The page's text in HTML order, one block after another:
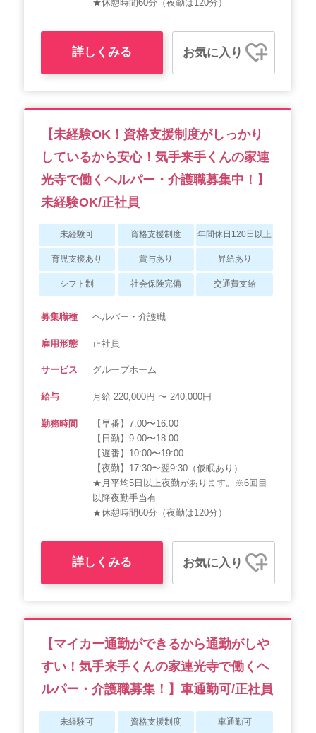
★休憩時間60分（夜勤は120分）
詳しくみる お気に入り
【未経験OK！資格支援制度がしっかり
しているから安心！気手来手くんの家連
光寺で働くヘルパー・介護職募集中！】
未経験OK/正社員
未経験可 資格支援制度 年間休日120日以上
育児支援あり 賞与あり 昇給あり
シフト制 社会保険完備 交通費支給
募集職種 ヘルパー・介護職
雇用形態 正社員
サービス グループホーム
給与 月給 220,000円 〜 240,000円
勤務時間
【早番】7:00〜16:00
【日勤】9:00〜18:00
【遅番】10:00〜19:00
【夜勤】17:30〜翌9:30（仮眠あり）
★月平均5日以上夜勤があります。※6回目
以降夜勤手当有
★休憩時間60分（夜勤は120分）
詳しくみる お気に入り
【マイカー通勤ができるから通勤がしや
すい！気手来手くんの家連光寺で働くヘ
ルパー・介護職募集！】車通勤可/正社員
未経験可 資格支援制度 車通勤可